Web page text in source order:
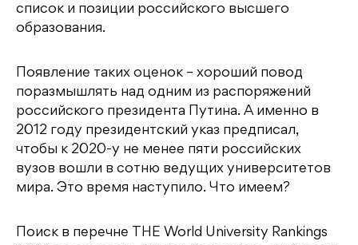
список и позиции российского высшего
образования.
Появление таких оценок – хороший повод
поразмышлять над одним из распоряжений
российского президента Путина. А именно в
2012 году президентский указ предписал,
чтобы к 2020-у не менее пяти российских
вузов вошли в сотню ведущих университетов
мира. Это время наступило. Что имеем?
Поиск в перечне THE World University Rankings